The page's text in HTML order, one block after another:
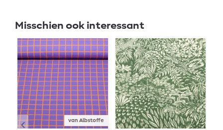
Misschien ook interessant
van Albstoffe